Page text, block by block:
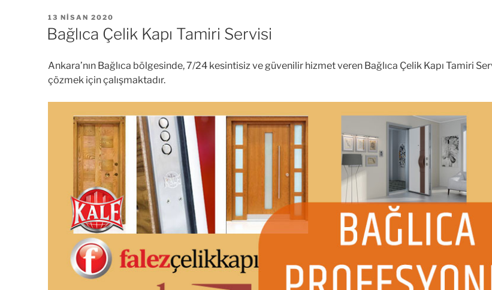
YAYIM
TARIHI
13 NISAN 2020
Bağlıca Çelik Kapı Tamiri Servisi
Ankara’nın Bağlıca bölgesinde, 7/24 kesintisiz ve güvenilir hizmet veren Bağlıca Çelik Kapı Tamiri
çözmek için çalışmaktadır.